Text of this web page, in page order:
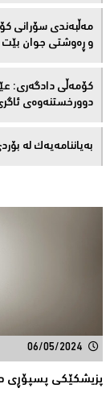
مەڵبەندى سۆرانى
و ڕەوشتى جوان بێت
کۆمەڵى دادگەرى:
دوورخستنەوەى
بەیاننامەیەک لە
06/05/2024
پزیشکێکی پسپۆڕی